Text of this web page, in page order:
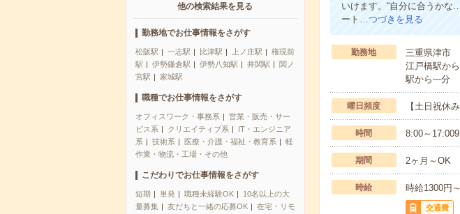
他の検索結果を見る
勤務地でお仕事情報をさがす
松阪駅 一志駅 比津駅 上ノ庄駅
権現前
駅
伊勢鎌倉駅 伊勢八知駅 井関駅
関ノ
宮駅
家城駅
職種でお仕事情報をさがす
オフィスワーク・事務系
営業・販売・サー
ビス系
クリエイティブ系
IT・エンジニア
系
技術系 医療・介護・福祉・教育系
軽
作業・物流・工場・その他
こだわりでお仕事情報をさがす
短期 単発 職種未経験OK
10名以上の大
量募集
友だちと一緒の応募OK
在宅・リモ
いけます。“自分に合うかな
ート…つづきを見る
勤務地
三重県津市
江戸橋駅か
駅から---分
曜日頻度 【土日祝休
時間 8:00～
期間 2ヶ月～OK
時給 時給1300円
交通費